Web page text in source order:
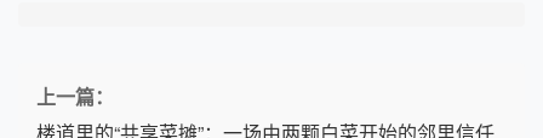
上一篇：